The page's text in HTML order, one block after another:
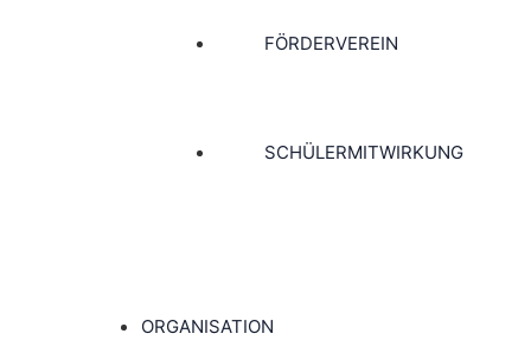
FÖRDERVEREIN
SCHÜLERMITWIRKUNG
ORGANISATION